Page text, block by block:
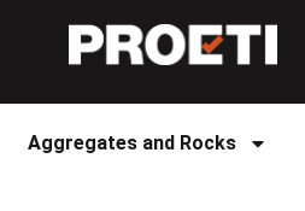
Aggregates and Rocks